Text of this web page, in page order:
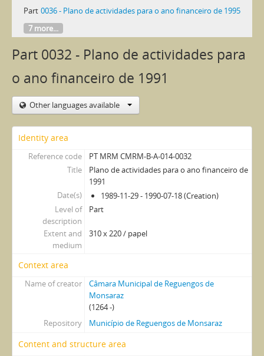
Part 0036 - Plano de actividades para o ano financeiro de 1995
7 more...
Part 0032 - Plano de actividades para
o ano financeiro de 1991
Other languages available
Identity area
Reference code
PT MRM CMRM-B-A-014-0032
Title
Plano de actividades para o ano financeiro de
1991
Date(s)
1989-11-29 - 1990-07-18 (Creation)
Level of
description
Part
Extent and
medium
310 x 220 / papel
Context area
Name of creator
Câmara Municipal de Reguengos de
Monsaraz
(1264 -)
Repository
Município de Reguengos de Monsaraz
Content and structure area